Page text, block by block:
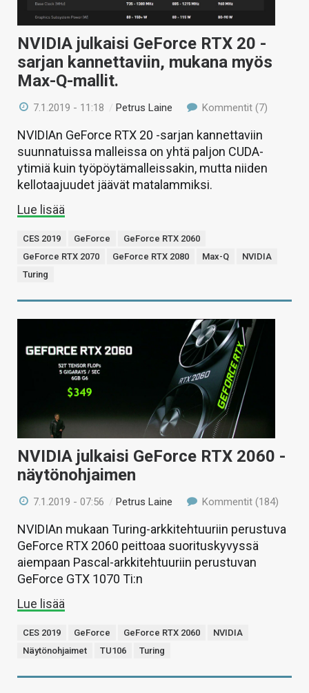
NVIDIA julkaisi GeForce RTX 20 -
sarjan kannettaviin, mukana myös
Max-Q-mallit.
7.1.2019 - 11:18 /Petrus Laine Kommentit (7)
NVIDIAn GeForce RTX 20 -sarjan kannettaviin
suunnatuissa malleissa on yhtä paljon CUDA-
ytimiä kuin työpöytämalleissakin, mutta niiden
kellotaajuudet jäävät matalammiksi.
Lue lisää
CES 2019 GeForce
GeForce RTX 2060
GeForce RTX 2070
GeForce RTX 2080 Max-Q
NVIDIA
Turing
NVIDIA julkaisi GeForce RTX 2060 -
näytönohjaimen
7.1.2019 - 07:56 /Petrus Laine Kommentit (184)
NVIDIAn mukaan Turing-arkkitehtuuriin perustuva
GeForce RTX 2060 peittoaa suorituskyvyssä
aiempaan Pascal-arkkitehtuuriin perustuvan
GeForce GTX 1070 Ti:n
Lue lisää
CES 2019 GeForce GeForce RTX 2060
NVIDIA
Näytönohjaimet
TU106 Turing